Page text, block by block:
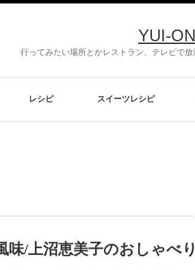
YUI-
行ってみたい場所とかレストラン、テレビで
レシピ スイーツレシピ
味/上沼恵美子のおしゃべ